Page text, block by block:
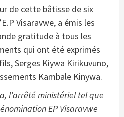
de cette bâtisse de six
Visaravwe, a émis les
gratitude à tous les
qui ont été exprimés
Serges Kiywa Kirikuvuno,
Kambale Kinywa.
l’arrêté ministériel tel que
EP Visaravwe